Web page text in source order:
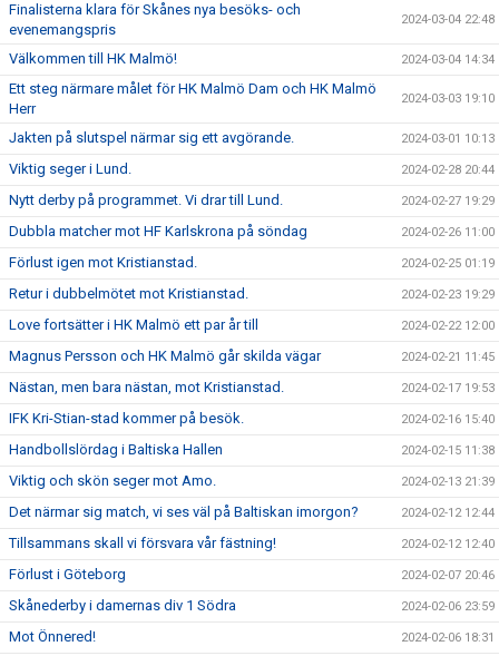
Finalisterna klara för Skånes nya besöks- och
evenemangspris
2024-03-04 22:48
Välkommen till HK Malmö! 2024-03-04 14:34
Ett steg närmare målet för HK Malmö Dam och HK Malmö
Herr
2024-03-03 19:10
Jakten på slutspel närmar sig ett avgörande. 2024-03-01 10:13
Viktig seger i Lund. 2024-02-28 20:44
Nytt derby på programmet. Vi drar till Lund. 2024-02-27 19:29
Dubbla matcher mot HF Karlskrona på söndag 2024-02-26 11:00
Förlust igen mot Kristianstad. 2024-02-25 01:19
Retur i dubbelmötet mot Kristianstad. 2024-02-23 19:29
Love fortsätter i HK Malmö ett par år till 2024-02-22 12:00
Magnus Persson och HK Malmö går skilda vägar 2024-02-21 11:45
Nästan, men bara nästan, mot Kristianstad. 2024-02-17 19:53
IFK Kri-Stian-stad kommer på besök. 2024-02-16 15:40
Handbollslördag i Baltiska Hallen 2024-02-15 11:38
Viktig och skön seger mot Amo. 2024-02-13 21:39
Det närmar sig match, vi ses väl på Baltiskan imorgon? 2024-02-12 12:44
Tillsammans skall vi försvara vår fästning! 2024-02-12 12:40
Förlust i Göteborg 2024-02-07 20:46
Skånederby i damernas div 1 Södra 2024-02-06 23:59
Mot Önnered! 2024-02-06 18:31